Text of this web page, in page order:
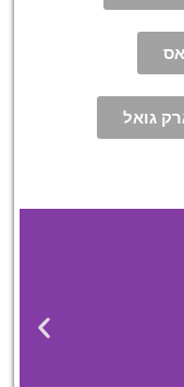
גואל